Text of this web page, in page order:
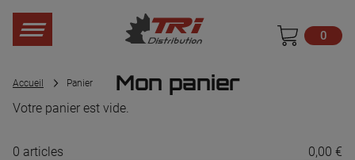
0
Accueil Panier Mon panier
Votre panier est vide.
0 articles 0,00 €